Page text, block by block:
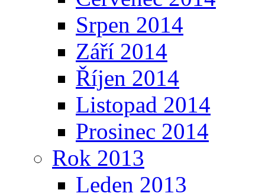
Srpen 2014
Září 2014
Říjen 2014
Listopad 2014
Prosinec 2014
Rok 2013
Leden 2013